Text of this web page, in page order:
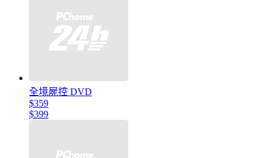
全境屍控 DVD
$359
$399